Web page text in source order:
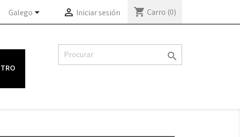
Galego  Iniciar sesión shopping_cart Carro (0)
